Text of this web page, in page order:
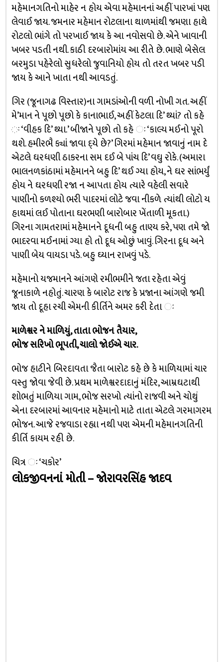
મહેમાનગતિનો માહેર ન હોય એવા મહેમાનનાં અહીં પારખાં પણ
લેવાઈ જાય. જમનાર મહેમાન રોટલાના થાળમાંથી જમણા હાથે
રોટલો ભાંગે તો પરખાઈ જાય કે આ નવોસવો છે. એને ખાવાની
ખબર પડતી નથી. કાઠી દરબારોમાંય આ રીતે છે. ભાણે બેસેલ
બરમુડા પહેરેલો સુધરેલો જુવાનિયો હોય તો તરત ખબર પડી
જાય કે આને ખાતા નથી આવડતું.
ગિર (જૂનાગઢ વિસ્તાર)ના ગામડાંઓની વળી નોખી ગત. અહીં
મે’માન ને પૂછો પૂછો કે કાનાભાઈ, અહીં કેટલા દિ’ થ્યાં? તો કહે
ઃ ‘વીહક દિ’ થ્યા.’ બીજાને પૂછો તો કહે ઃ ‘કાલ્ય મઈનો પૂરો
થશે. હમીરભૈ ક્યાં જાવા દ્‌યે છે?’ ગિરમાં મહેમાન જાવાનું નામ દે
એટલે ઘરધણી ઠાકરના સમ દઈ બે પાંચ દિ’ વઘુ રોકે. (અમારા
ભાલનળકાંઠામાં મહેમાનને બહુ દિ’ થઈ ગ્યા હોય, ને ઘર સાંભર્યું
હોય ને ઘરધણી રજા ન આપતા હોય ત્યારે વહેલી સવારે
પાણીનો કળશ્યો ભરી પાદરમાં લોટે જવા નીકળે ત્યાંથી લોટો ય
હાથમાં લઈ પોતાના ઘરભણી બારોબાર ખેંતાળી મૂકતા.)
ગિરના ગામતરામાં મહેમાનને દૂધની બહુ તાણ્ય કરે, પણ તમે જો
ભાદરવા મઈનામાં ગ્યા હો તો દૂધ ઓછું ખાવું. ગિરના દૂધ અને
પાણી બેય વાયડા પડે. બહુ ઘ્યાન રાખવું પડે.
મહેમાનો યજમાનને આંગણે રમીભમીને જતા રહેતા એવું
જૂનાકાળે નહોતું. ચારણ કે બારોટ રાજ કે પ્રજાના આંગણે જમી
જાય તો દૂહા રચી એમની કીર્તિને અમર કરી દેતા ઃ
માળેશ્વર ને માળિયું, તાતા ભોજન તૈયાર,
ભોજ સરિખો ભૂપતી, ચાલો જોઈએ ચાર.
ભોજ હાટીને બિરદાવતા જૈતા બારોટ કહે છે કે માળિયામાં ચાર
વસ્તુ જોવા જેવી છે. પ્રથમ માળેશ્વરદાદાનું મંદિર, આમ્રઘટાથી
શોભતું માળિયા ગામ, ભોજ સરખો ત્યાંનો રાજવી અને ચોથું
એના દરબારમાં આવનાર મહેમાનો માટે તાતા એટલે ગરમાગરમ
ભોજન. આજે રજવાડા રહ્યા નથી પણ એમની મહેમાનગતિની
કીર્તિ કાયમ રહી છે.
ચિત્ર ઃ ‘ચકોર’
લોકજીવનનાં મોતી – જોરાવરસિંહ જાદવ